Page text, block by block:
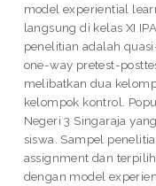
model experiential
langsung di kelas XI
penelitian adalah
one-way pretest-
melibatkan dua
kelompok kontrol.
Negeri 3 Singaraja
siswa. Sampel
assignment dan
dengan model